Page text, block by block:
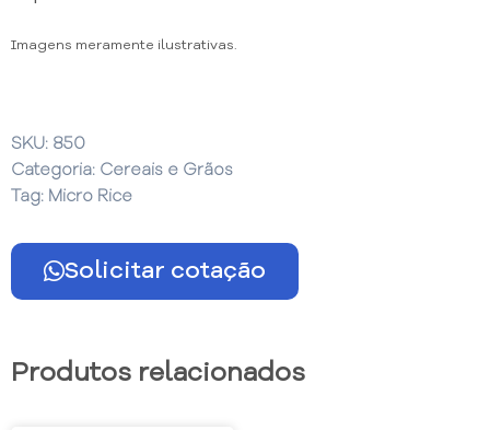
Imagens meramente ilustrativas.
SKU: 850
Categoria: Cereais e Grãos
Tag: Micro Rice
Solicitar cotação
Produtos relacionados